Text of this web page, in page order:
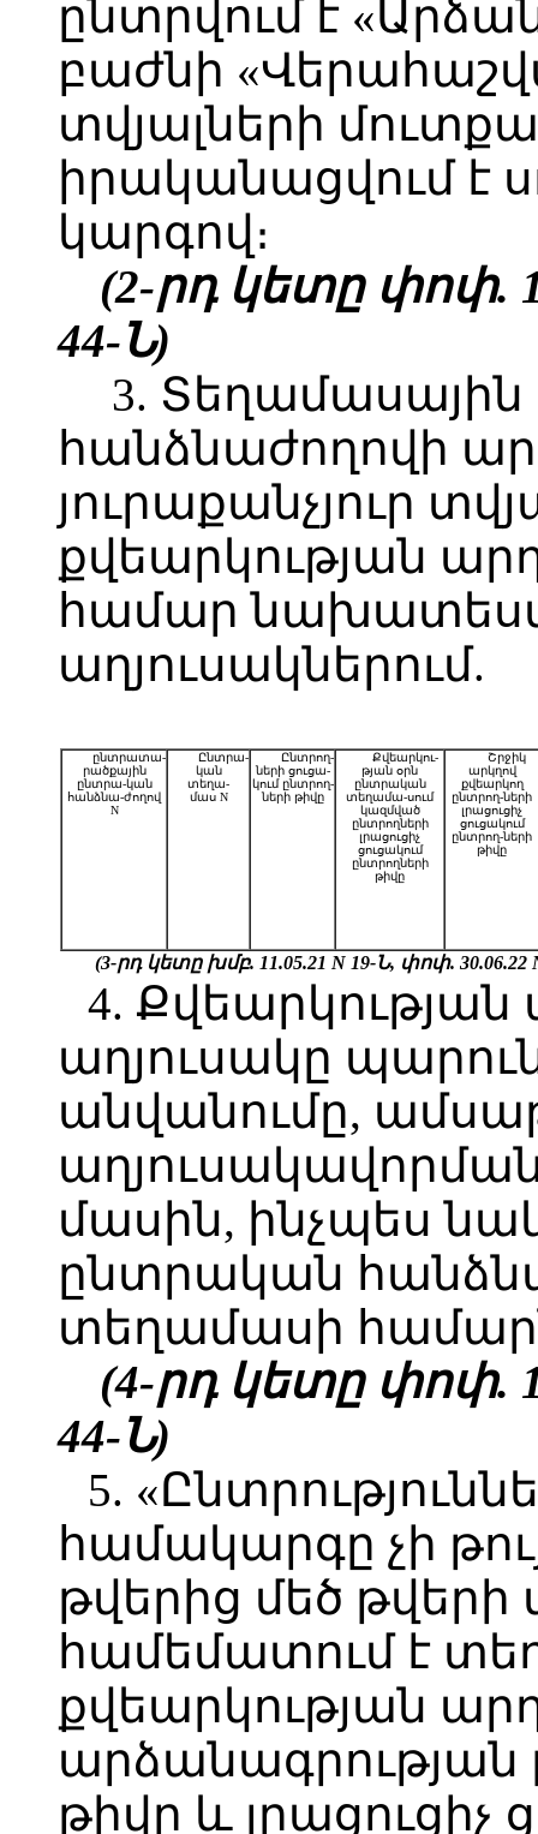
ընտրվում է
բաժնի
տվյալների
իրականացվում է
կարգով։
(2-րդ կետը փոփ.
44-Ն)
3.
հանձնաժողովի
յուրաքանչյուր
քվեարկության
համար
աղյուսակներում.
ընտրատա-
րածքային
ընտրա-կան
հանձնա-ժողով
N
Ընտրա-
կան
տեղա-
մաս N
Ընտրող-
ների ցուցա-
կում ընտրող-
ների թիվը
Քվեարկու-
թյան օրն
ընտրական
տեղամա-սում
կազմված
ընտրողների
լրացուցիչ
ցուցակում
ընտրողների
թիվը
Շրջիկ
արկղով
քվեարկող
ընտրող-ների
լրացուցիչ
ցուցակում
ընտրող-ների
թիվը
(3-րդ կետը խմբ. 11.05.21 N 19-Ն, փոփ. 30.06.22
4. Քվեարկության
աղյուսակը
անվանումը,
մասին, ինչպես
ընտրական
տեղամասի
(4-րդ կետը փոփ.
44-Ն)
5.
համակարգը չի
թվերից մեծ թվերի
համեմատում է
քվեարկության
արձանագրության
թիվը և լրացուցիչ